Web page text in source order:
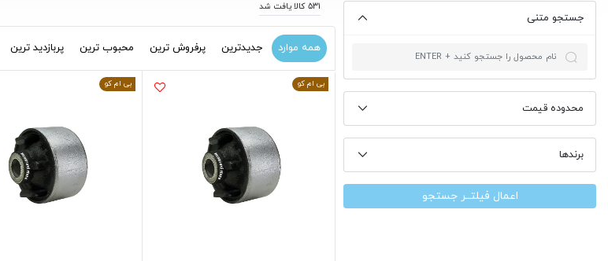
جستجو متنی
محدوده قیمت
برندها
اعمال فیلتــر جستجو
531 کالا یافت شد
همه موارد جدیدترین پرفروش ترین محبوب ترین پربازدید ترین
بی ام کو بی ام کو